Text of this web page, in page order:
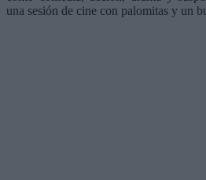
una sesión de cine con palomitas y un